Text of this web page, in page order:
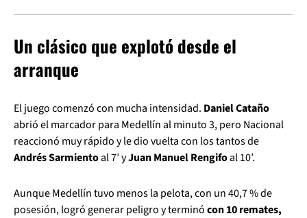
Un clásico que explotó desde el
arranque
El juego comenzó con mucha intensidad. Daniel Cataño
abrió el marcador para Medellín al minuto 3, pero Nacional
reaccionó muy rápido y le dio vuelta con los tantos de
Andrés Sarmientoal 7’ yJuan Manuel Rengifoal 10’.
Aunque Medellín tuvo menos la pelota, con un 40,7 % de
posesión, logró generar peligro y terminócon 10 remates,